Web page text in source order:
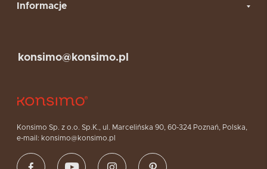
Informacje
Konsimo Sp. z o.o. Sp.K., ul. Marcelińska 90, 60-324 Poznań, Polska,
e-mail: konsimo@konsimo.pl
konsimo@konsimo.pl